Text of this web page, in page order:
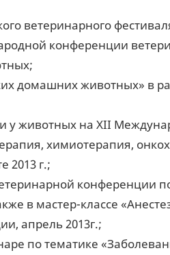
ветеринарного
конференции
домашних животных» в
у животных на XII
химиотерапия,
2013 г.;
конференции
в мастер-классе
апрель 2013г.;
по тематике